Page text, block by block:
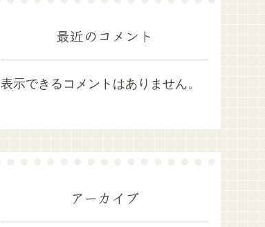
最近のコメント
表示できるコメントはありません。
アーカイブ